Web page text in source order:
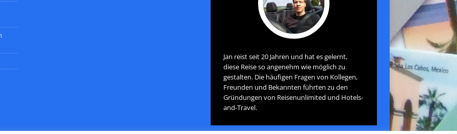
Jan reist seit 20 Jahren und hat es gelernt,
diese Reise so angenehm wie möglich zu
gestalten. Die häufigen Fragen von Kollegen,
Freunden und Bekannten führten zu den
Gründungen von Reisenunlimited und Hotels-
and-Travel.